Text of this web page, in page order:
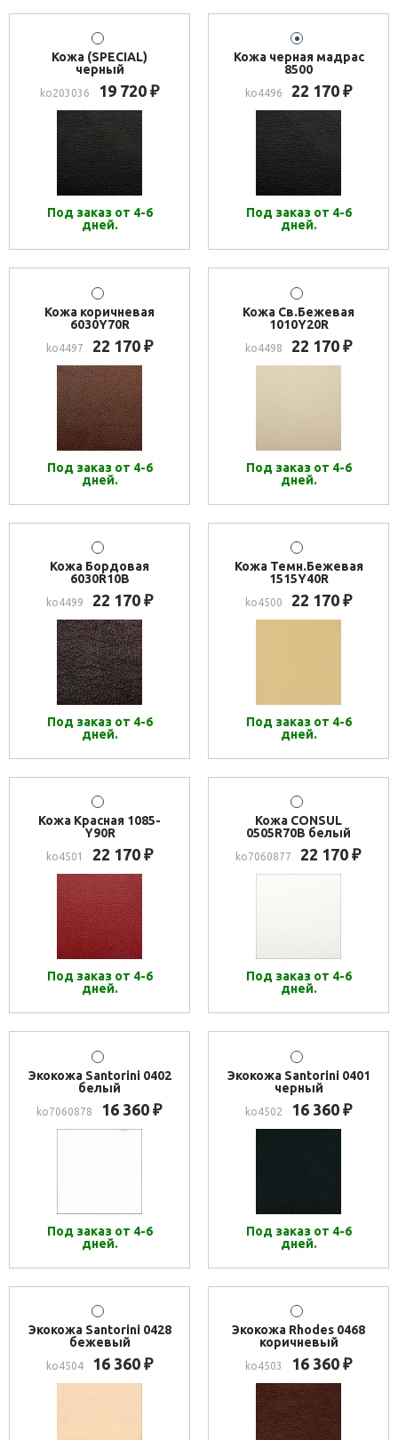
Кожа (SPECIAL)
черный
ko203036 19 720 ₽
Под заказ от 4-6
дней.
Кожа черная мадрас
8500
ko4496 22 170 ₽
Под заказ от 4-6
дней.
Кожа коричневая
6030Y70R
ko4497 22 170 ₽
Под заказ от 4-6
дней.
Кожа Св.Бежевая
1010Y20R
ko4498 22 170 ₽
Под заказ от 4-6
дней.
Кожа Бордовая
6030R10B
ko4499 22 170 ₽
Под заказ от 4-6
дней.
Кожа Темн.Бежевая
1515Y40R
ko4500 22 170 ₽
Под заказ от 4-6
дней.
Кожа Красная 1085-
Y90R
ko4501 22 170 ₽
Под заказ от 4-6
дней.
Кожа CONSUL
0505R70B белый
ko7060877 22 170 ₽
Под заказ от 4-6
дней.
Экокожа Santorini 0402
белый
ko7060878 16 360 ₽
Под заказ от 4-6
дней.
Экокожа Santorini 0401
черный
ko4502 16 360 ₽
Под заказ от 4-6
дней.
Экокожа Santorini 0428
бежевый
ko4504 16 360 ₽
Экокожа Rhodes 0468
коричневый
ko4503 16 360 ₽